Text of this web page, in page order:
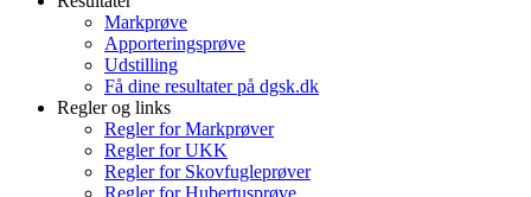
Markprøve
Apporteringsprøve
Udstilling
Få dine resultater på dgsk.dk
Regler og links
Regler for Markprøver
Regler for UKK
Regler for Skovfugleprøver
Regler for Hubertusprøve